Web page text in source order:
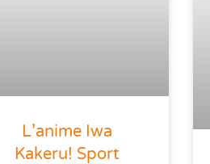
L’anime Iwa
Kakeru! Sport